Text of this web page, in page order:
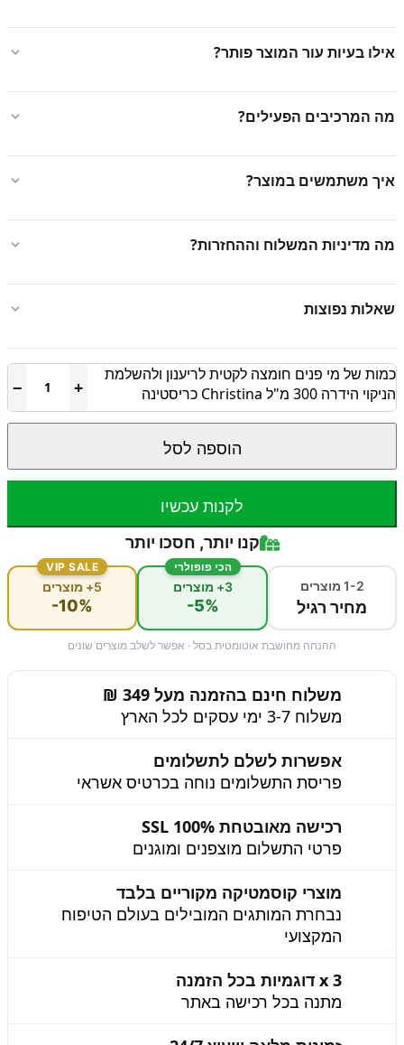
אילו בעיות עור המוצר פותר?
מה המרכיבים הפעילים?
איך משתמשים במוצר?
מה מדיניות המשלוח וההחזרות?
שאלות נפוצות
כמות של מי פנים חומצה לקטית לריענון ולהשלמת
הניקוי הידרה 300 מ"ל Christina כריסטינה
+
−
הוספה לסל
לקנות עכשיו
קנו יותר, חסכו יותר
1-2 מוצרים
מחיר רגיל
הכי פופולרי
3+ מוצרים
-5%
VIP SALE
5+ מוצרים
-10%
ההנחה מחושבת אוטומטית בסל · אפשר לשלב מוצרים שונים
משלוח חינם בהזמנה מעל 349 ₪
משלוח 3-7 ימי עסקים לכל הארץ
אפשרות לשלם לתשלומים
פריסת התשלומים נוחה בכרטיס אשראי
רכישה מאובטחת 100% SSL
פרטי התשלום מוצפנים ומוגנים
מוצרי קוסמטיקה מקוריים בלבד
נבחרת המותגים המובילים בעולם הטיפוח
המקצועי
3 x דוגמיות בכל הזמנה
מתנה בכל רכישה באתר